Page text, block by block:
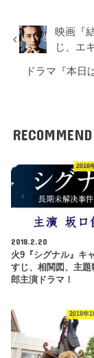
映画『
じ、エ
ドラマ『本日
RECOMMEND
2018
2018.2.20
火9『シグナル』キ
すじ、相関図、主題
郎主演ドラマ！
2018年